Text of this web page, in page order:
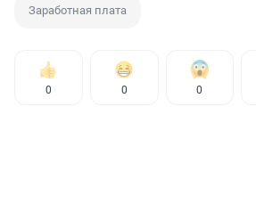
Заработная плата
0 0 0